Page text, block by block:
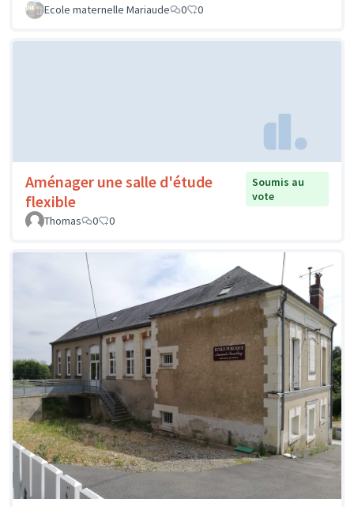
Ecole maternelle Mariaude
0 0
Aménager une salle d'étude
flexible
Soumis au
vote
Thomas
0 0